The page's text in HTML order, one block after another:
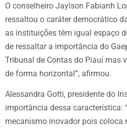
O conselheiro Jaylson Fabianh
ressaltou o caráter democrático
as instituições têm igual espaço
de ressaltar a importância do
Tribunal de Contas do Piauí mas
de forma horizontal”, afirmou.
Alessandra Gotti, presidente do
importância dessa característica:
mecanismo inovador pois coloca